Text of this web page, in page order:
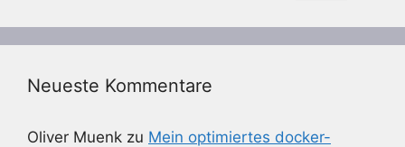
Neueste Kommentare
Oliver Muenk zu Mein optimiertes docker-